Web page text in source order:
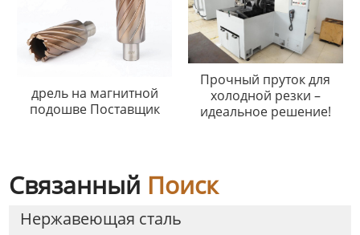
дрель на магнитной
подошве Поставщик
Прочный пруток для
холодной резки –
идеальное решение!
Связанный Поиск
Нержавеющая сталь